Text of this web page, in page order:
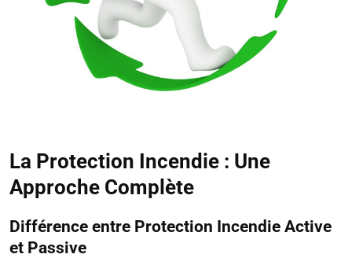
La Protection Incendie : Une
Approche Complète
Différence entre Protection Incendie Active
et Passive